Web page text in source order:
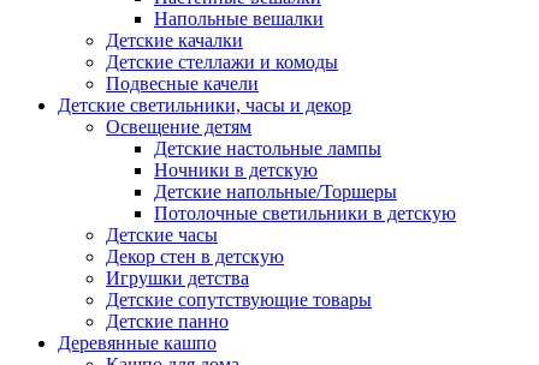
Напольные вешалки
Детские качалки
Детские стеллажи и комоды
Подвесные качели
Детские светильники, часы и декор
Освещение детям
Детские настольные лампы
Ночники в детскую
Детские напольные/Торшеры
Потолочные светильники в детскую
Детские часы
Декор стен в детскую
Игрушки детства
Детские сопутствующие товары
Детские панно
Деревянные кашпо